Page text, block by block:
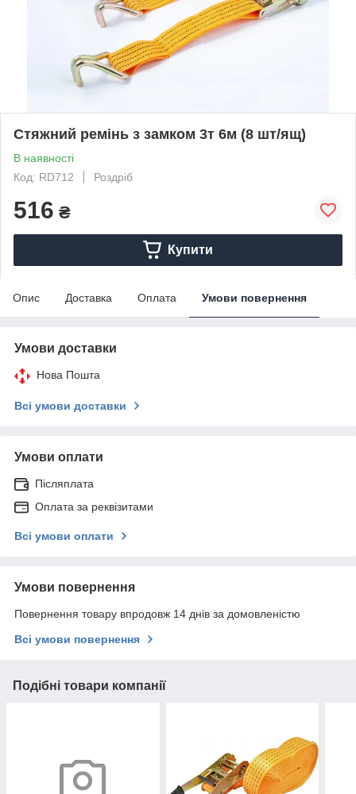
Стяжний ремінь з замком 3т 6м (8 шт/ящ)
В наявності
Код: RD712
Роздріб
516 ₴
Купити
Опис Доставка Оплата Умови повернення
Умови доставки
Нова Пошта
Всі умови доставки
Умови оплати
Післяплата
Оплата за реквізитами
Всі умови оплати
Умови повернення
Повернення товару впродовж 14 днів за домовленістю
Всі умови повернення
Подібні товари компанії